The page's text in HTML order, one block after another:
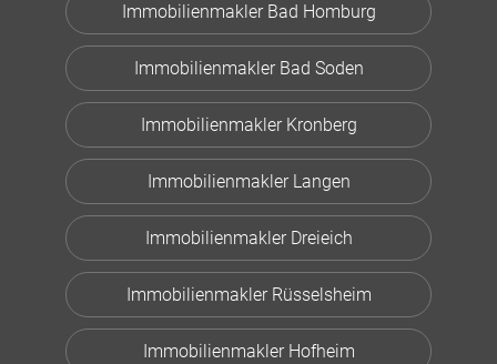
Immobilienmakler Bad Homburg
Immobilienmakler Bad Soden
Immobilienmakler Kronberg
Immobilienmakler Langen
Immobilienmakler Dreieich
Immobilienmakler Rüsselsheim
Immobilienmakler Hofheim